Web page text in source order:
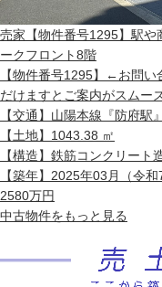
売家 【物件番号1295】駅
ークフロント8階
【物件番号1295】←お問
だけますとご案内がスム
【交通】 山陽本線『防府駅
【土地】 1043.38 ㎡
【構造】 鉄筋コンクリート
【築年】 2025年03月（令和
2580万円
中古物件をもっと見る